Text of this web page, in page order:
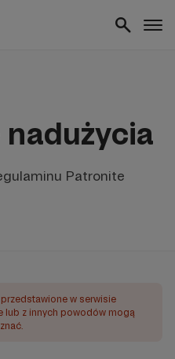
nadużycia
Patronite
w serwisie
lub z innych powodów mogą